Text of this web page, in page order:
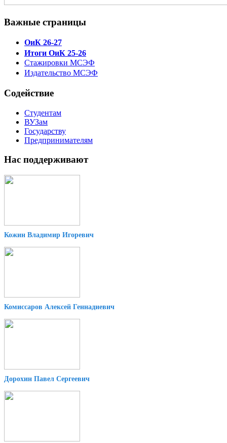
Важные страницы
ОиК 26-27
Итоги ОиК 25-26
Стажировки МСЭФ
Издательство МСЭФ
Содействие
Студентам
ВУЗам
Государству
Предпринимателям
Нас поддерживают
Кожин Владимир Игоревич
Комиссаров Алексей Геннадиевич
Дорохин Павел Сергеевич